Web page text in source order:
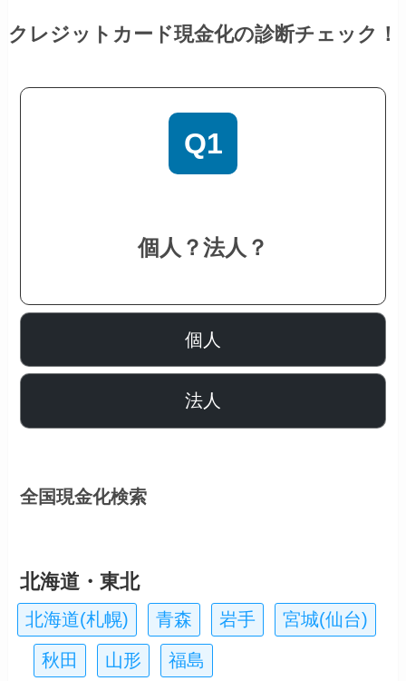
クレジットカード現金化の診断チェック！
Q1
個人？法人？
個人
法人
全国現金化検索
北海道・東北
北海道(札幌) 青森 岩手 宮城(仙台)
秋田 山形 福島